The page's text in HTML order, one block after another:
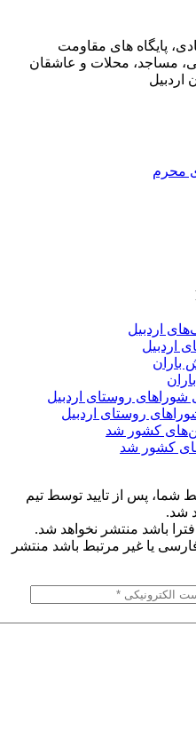
پایگاه های مقاومت
مساجد، محلات و عاشقان
اردبیل
محرم
اردبیل
کشور شد
شما، پس از تایید توسط تیم
شد.
باشد منتشر نخواهد شد.
یا غیر مرتبط باشد منتشر